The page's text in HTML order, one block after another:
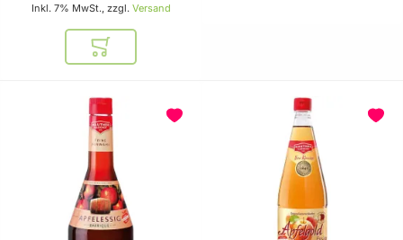
Inkl. 7% MwSt., zzgl. Versand
In den Warenkorb